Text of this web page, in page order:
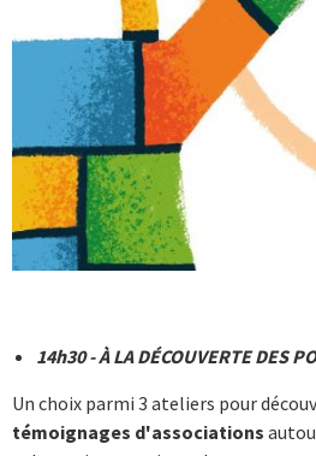
14h30 - À LA DÉCOUVERTE DES
Un choix parmi 3 ateliers pour
témoignages d'associations